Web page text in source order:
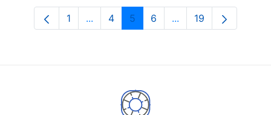
Orrialdea
1 ...Intermediate Pages Use TAB to
Orrialdea
4 Orrialdea
5 Orrialdea
6 ...Intermediate Pages
Orrialdea
19